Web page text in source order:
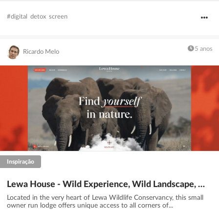
#digital detox screen
Ricardo Melo 5 anos
Inspiração
Lewa House - Wild Experience, Wild Landscape, Wild Life
Located in the very heart of Lewa Wildlife Conservancy, this small
owner run lodge offers unique access to all corners of...